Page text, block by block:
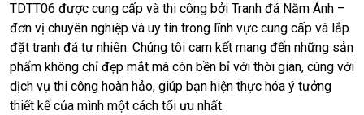
TDTT06 được cung cấp và thi công bởi Tranh đá Năm Ánh –
đơn vị chuyên nghiệp và uy tín trong lĩnh vực cung cấp và lắp
đặt tranh đá tự nhiên. Chúng tôi cam kết mang đến những sản
phẩm không chỉ đẹp mắt mà còn bền bỉ với thời gian, cùng với
dịch vụ thi công hoàn hảo, giúp bạn hiện thực hóa ý tưởng
thiết kế của mình một cách tối ưu nhất.